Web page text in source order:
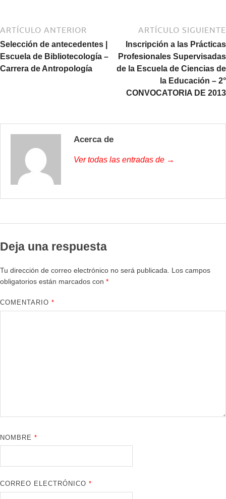
ARTÍCULO ANTERIOR
Selección de antecedentes |
Escuela de Bibliotecología –
Carrera de Antropología
ARTÍCULO SIGUIENTE
Inscripción a las Prácticas
Profesionales Supervisadas
de la Escuela de Ciencias de
la Educación – 2°
CONVOCATORIA DE 2013
Acerca de
Ver todas las entradas de →
Deja una respuesta
Tu dirección de correo electrónico no será publicada.
Los campos
obligatorios están marcados con *
COMENTARIO*
NOMBRE*
CORREO ELECTRÓNICO*